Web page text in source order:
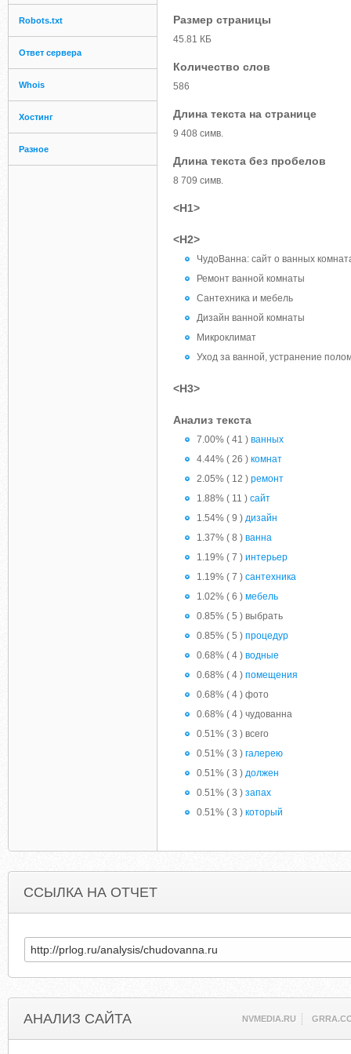
Robots.txt
Ответ сервера
Whois
Хостинг
Разное
Размер страницы
45.81 КБ
Количество слов
586
Длина текста на странице
9 408 симв.
Длина текста без пробелов
8 709 симв.
<H1>
<H2>
ЧудоВанна: сайт о ванных
Ремонт ванной комнаты
Сантехника и мебель
Дизайн ванной комнаты
Микроклимат
Уход за ванной, устранение
<H3>
Анализ текста
7.00% ( 41 ) ванных
4.44% ( 26 ) комнат
2.05% ( 12 ) ремонт
1.88% ( 11 ) сайт
1.54% ( 9 ) дизайн
1.37% ( 8 ) ванна
1.19% ( 7 ) интерьер
1.19% ( 7 ) сантехника
1.02% ( 6 ) мебель
0.85% ( 5 ) выбрать
0.85% ( 5 ) процедур
0.68% ( 4 ) водные
0.68% ( 4 ) помещения
0.68% ( 4 ) фото
0.68% ( 4 ) чудованна
0.51% ( 3 ) всего
0.51% ( 3 ) галерею
0.51% ( 3 ) должен
0.51% ( 3 ) запах
0.51% ( 3 ) который
ССЫЛКА НА ОТЧЕТ
АНАЛИЗ САЙТА NVMEDIA.RU